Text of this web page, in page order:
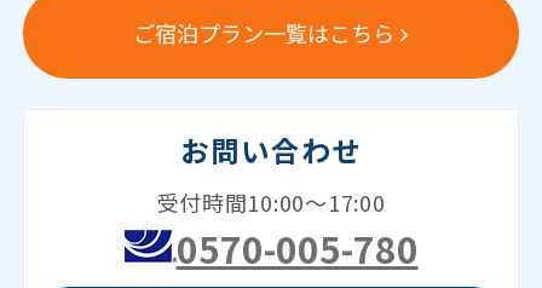
ご宿泊プラン一覧はこちら
お問い合わせ
受付時間10:00～17:00
0570-005-780